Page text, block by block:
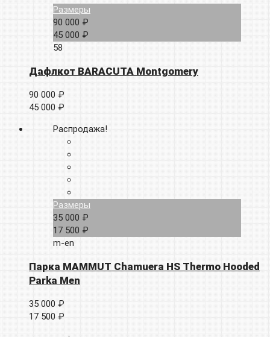
Размеры
90 000 ₽
45 000 ₽
58
Дафлкот BARACUTA Montgomery
90 000 ₽
45 000 ₽
Распродажа!
Размеры
35 000 ₽
17 500 ₽
m-en
Парка MAMMUT Chamuera HS Thermo Hooded
Parka Men
35 000 ₽
17 500 ₽